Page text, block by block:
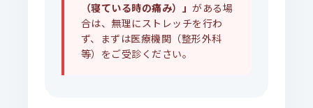
（寝ている時の痛み）」がある場
合は、無理にストレッチを行わ
ず、まずは医療機関（整形外科
等）をご受診ください。